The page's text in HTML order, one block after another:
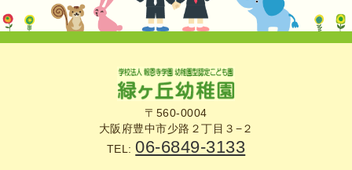
〒560-0004
大阪府豊中市少路２丁目３−２
TEL:06-6849-3133